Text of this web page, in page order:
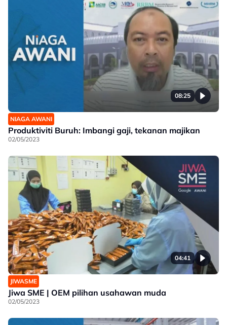
08:25
NIAGA AWANI
Produktiviti Buruh: Imbangi gaji, tekanan majikan
02/05/2023
04:41
JIWASME
Jiwa SME | OEM pilihan usahawan muda
02/05/2023